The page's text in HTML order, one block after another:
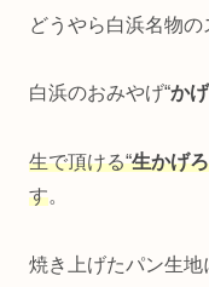
どうやら白浜名物
白浜のおみやげ“か
生で頂ける“生かげ
す。
焼き上げたパン生